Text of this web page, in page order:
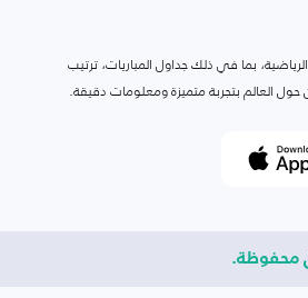
بما في ذلك جداول المباريات، ترتيب
حول العالم بتجربة متميزة ومعلومات دقيقة.